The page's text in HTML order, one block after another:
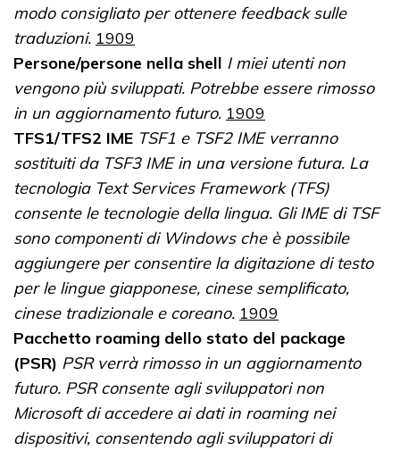
modo consigliato per ottenere feedback sulle
traduzioni. 1909
Persone/persone nella shell I miei utenti non
vengono più sviluppati. Potrebbe essere rimosso
in un aggiornamento futuro. 1909
TFS1/TFS2 IME TSF1 e TSF2 IME verranno
sostituiti da TSF3 IME in una versione futura. La
tecnologia Text Services Framework (TFS)
consente le tecnologie della lingua. Gli IME di TSF
sono componenti di Windows che è possibile
aggiungere per consentire la digitazione di testo
per le lingue giapponese, cinese semplificato,
cinese tradizionale e coreano. 1909
Pacchetto roaming dello stato del package
(PSR) PSR verrà rimosso in un aggiornamento
futuro. PSR consente agli sviluppatori non
Microsoft di accedere ai dati in roaming nei
dispositivi, consentendo agli sviluppatori di